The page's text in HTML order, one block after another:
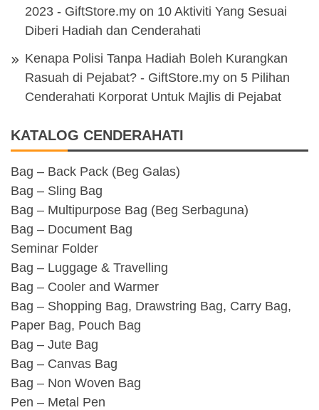
2023 - GiftStore.my on 10 Aktiviti Yang Sesuai
Diberi Hadiah dan Cenderahati
Kenapa Polisi Tanpa Hadiah Boleh Kurangkan
Rasuah di Pejabat? - GiftStore.my on 5 Pilihan
Cenderahati Korporat Untuk Majlis di Pejabat
KATALOG CENDERAHATI
Bag – Back Pack (Beg Galas)
Bag – Sling Bag
Bag – Multipurpose Bag (Beg Serbaguna)
Bag – Document Bag
Seminar Folder
Bag – Luggage & Travelling
Bag – Cooler and Warmer
Bag – Shopping Bag, Drawstring Bag, Carry Bag,
Paper Bag, Pouch Bag
Bag – Jute Bag
Bag – Canvas Bag
Bag – Non Woven Bag
Pen – Metal Pen